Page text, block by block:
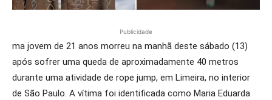
Publicidade
ma jovem de 21 anos morreu na manhã deste sábado (13)
após sofrer uma queda de aproximadamente 40 metros
durante uma atividade de rope jump, em Limeira, no interior
de São Paulo. A vítima foi identificada como Maria Eduarda